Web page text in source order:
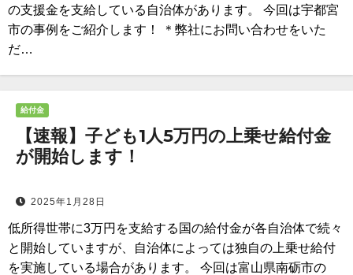
の支援金を支給している自治体があります。 今回は宇都宮
市の事例をご紹介します！ ＊弊社にお問い合わせをいた
だ…
給付金
【速報】子ども1人5万円の上乗せ給付金
が開始します！
2025年1月28日
低所得世帯に3万円を支給する国の給付金が各自治体で続々
と開始していますが、自治体によっては独自の上乗せ給付
を実施している場合があります。 今回は富山県南砺市の